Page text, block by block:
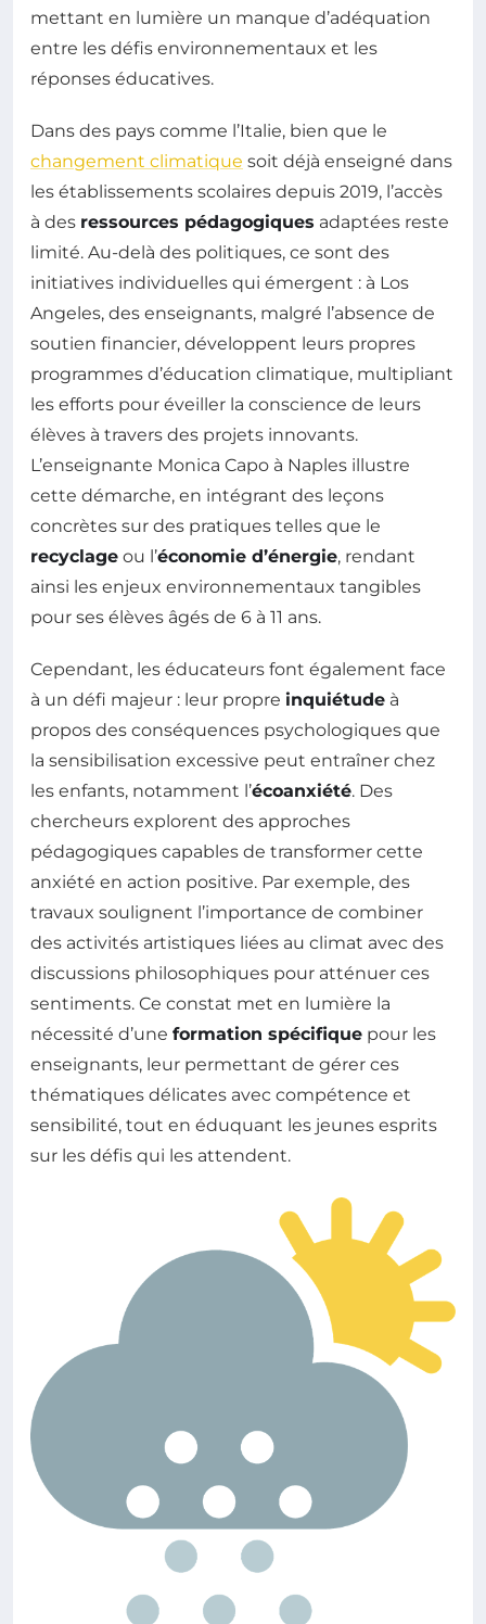
mettant en lumière un manque d’adéquation
entre les défis environnementaux et les
réponses éducatives.
Dans des pays comme l’Italie, bien que le
changement climatique soit déjà enseigné dans
les établissements scolaires depuis 2019, l’accès
à des ressources pédagogiques adaptées reste
limité. Au-delà des politiques, ce sont des
initiatives individuelles qui émergent : à Los
Angeles, des enseignants, malgré l’absence de
soutien financier, développent leurs propres
programmes d’éducation climatique, multipliant
les efforts pour éveiller la conscience de leurs
élèves à travers des projets innovants.
L’enseignante Monica Capo à Naples illustre
cette démarche, en intégrant des leçons
concrètes sur des pratiques telles que le
recyclage ou l’économie d’énergie, rendant
ainsi les enjeux environnementaux tangibles
pour ses élèves âgés de 6 à 11 ans.
Cependant, les éducateurs font également face
à un défi majeur : leur propre inquiétude à
propos des conséquences psychologiques que
la sensibilisation excessive peut entraîner chez
les enfants, notamment l’écoanxiété. Des
chercheurs explorent des approches
pédagogiques capables de transformer cette
anxiété en action positive. Par exemple, des
travaux soulignent l’importance de combiner
des activités artistiques liées au climat avec des
discussions philosophiques pour atténuer ces
sentiments. Ce constat met en lumière la
nécessité d’une formation spécifique pour les
enseignants, leur permettant de gérer ces
thématiques délicates avec compétence et
sensibilité, tout en éduquant les jeunes esprits
sur les défis qui les attendent.